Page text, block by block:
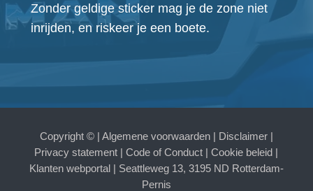
Zonder geldige sticker mag je de zone niet
inrijden, en riskeer je een boete.
Copyright © | Algemene voorwaarden| Disclaimer|
Privacy statement |Code of Conduct |Cookie beleid |
Klanten webportal| Seattleweg 13, 3195 ND Rotterdam-
Pernis